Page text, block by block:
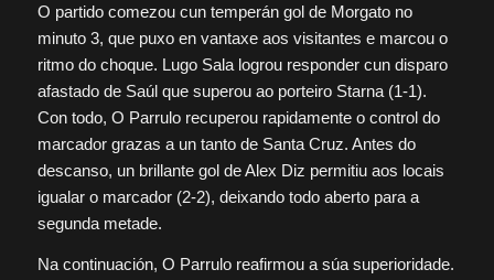
O partido comezou cun temperán gol de Morgato no
minuto 3, que puxo en vantaxe aos visitantes e marcou o
ritmo do choque. Lugo Sala logrou responder cun disparo
afastado de Saúl que superou ao porteiro Starna (1-1).
Con todo, O Parrulo recuperou rapidamente o control do
marcador grazas a un tanto de Santa Cruz. Antes do
descanso, un brillante gol de Alex Diz permitiu aos locais
igualar o marcador (2-2), deixando todo aberto para a
segunda metade.
Na continuación, O Parrulo reafirmou a súa superioridade.